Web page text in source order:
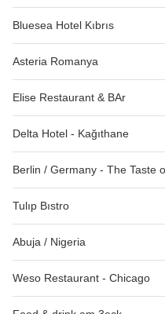
Bluesea Hotel Kıbrıs
Asteria Romanya
Elise Restaurant & BAr
Delta Hotel - Kağıthane
Berlin / Germany - The Taste
Tulıp Bıstro
Abuja / Nigeria
Weso Restaurant - Chicago